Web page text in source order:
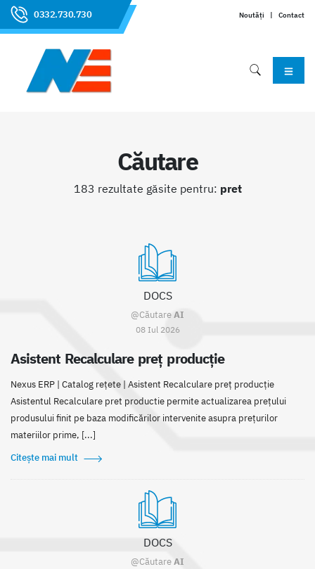
0332.730.730 Noutăți | Contact
Căutare
183 rezultate găsite pentru: pret
DOCS
@CăutareAI
08 Iul 2026
Asistent Recalculare preț producție
Nexus ERP | Catalog rețete | Asistent Recalculare preț producție
Asistentul Recalculare pret productie permite actualizarea prețului
produsului finit pe baza modificărilor intervenite asupra prețurilor
materiilor prime, [...]
Citește mai mult
DOCS
@CăutareAI